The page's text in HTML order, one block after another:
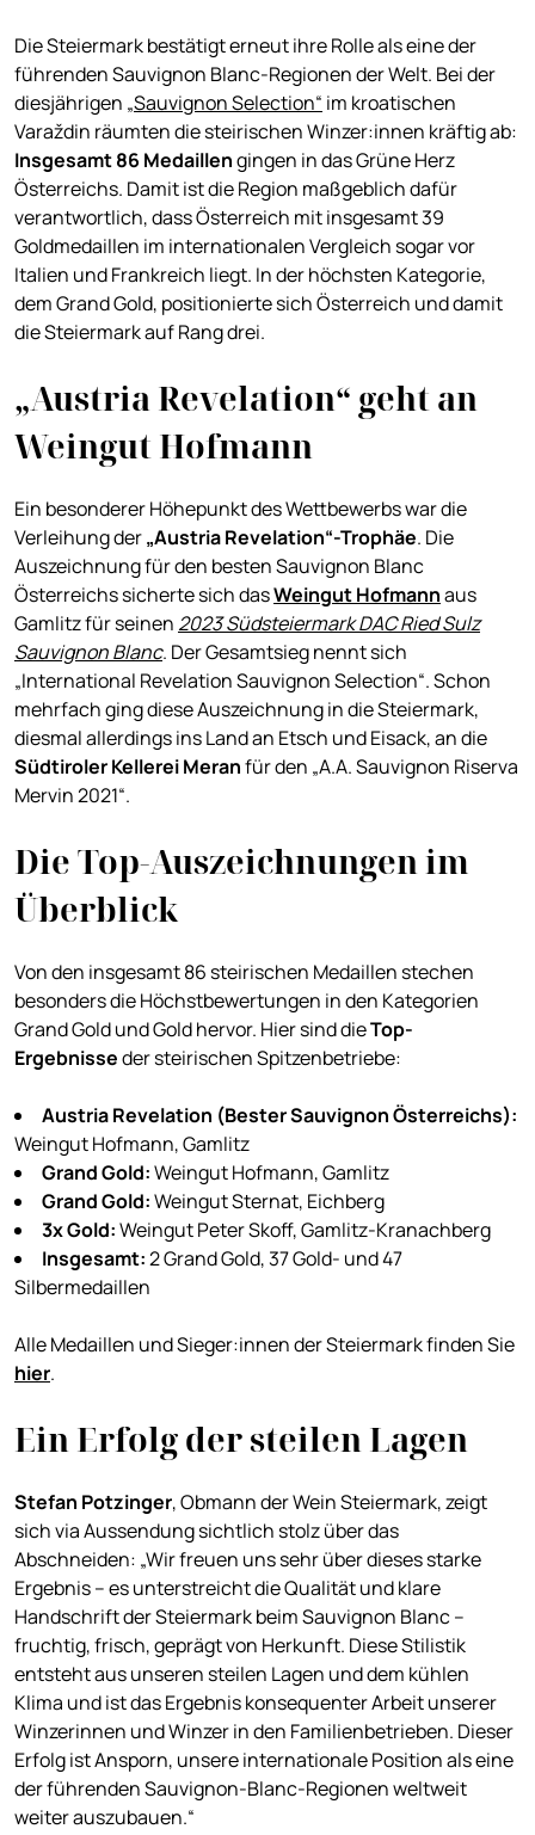
Die Steiermark bestätigt erneut ihre Rolle als eine der
führenden Sauvignon Blanc-Regionen der Welt. Bei der
diesjährigen „Sauvignon Selection“ im kroatischen
Varaždin räumten die steirischen Winzer:innen kräftig ab:
Insgesamt 86 Medaillengingen in das Grüne Herz
Österreichs. Damit ist die Region maßgeblich dafür
verantwortlich, dass Österreich mit insgesamt 39
Goldmedaillen im internationalen Vergleich sogar vor
Italien und Frankreich liegt. In der höchsten Kategorie,
dem Grand Gold, positionierte sich Österreich und damit
die Steiermark auf Rang drei.
„Austria Revelation“ geht an
Weingut Hofmann
Ein besonderer Höhepunkt des Wettbewerbs war die
Verleihung der„Austria Revelation“-Trophäe. Die
Auszeichnung für den besten Sauvignon Blanc
Österreichs sicherte sich dasWeingut Hofmannaus
Gamlitz für seinen 2023 Südsteiermark DAC Ried Sulz
Sauvignon Blanc. Der Gesamtsieg nennt sich
„International Revelation Sauvignon Selection“. Schon
mehrfach ging diese Auszeichnung in die Steiermark,
diesmal allerdings ins Land an Etsch und Eisack, an die
Südtiroler Kellerei Meranfür den „A.A. Sauvignon Riserva
Mervin 2021“.
Die Top-Auszeichnungen im
Überblick
Von den insgesamt 86 steirischen Medaillen stechen
besonders die Höchstbewertungen in den Kategorien
Grand Gold und Gold hervor. Hier sind dieTop-
Ergebnisseder steirischen Spitzenbetriebe:
Austria Revelation (Bester Sauvignon Österreichs):
Weingut Hofmann, Gamlitz
Grand Gold:Weingut Hofmann, Gamlitz
Grand Gold:Weingut Sternat, Eichberg
3x Gold:Weingut Peter Skoff, Gamlitz-Kranachberg
Insgesamt:2 Grand Gold, 37 Gold- und 47
Silbermedaillen
Alle Medaillen und Sieger:innen der Steiermark finden Sie
hier.
Ein Erfolg der steilen Lagen
Stefan Potzinger, Obmann der Wein Steiermark, zeigt
sich via Aussendung sichtlich stolz über das
Abschneiden: „Wir freuen uns sehr über dieses starke
Ergebnis – es unterstreicht die Qualität und klare
Handschrift der Steiermark beim Sauvignon Blanc –
fruchtig, frisch, geprägt von Herkunft. Diese Stilistik
entsteht aus unseren steilen Lagen und dem kühlen
Klima und ist das Ergebnis konsequenter Arbeit unserer
Winzerinnen und Winzer in den Familienbetrieben. Dieser
Erfolg ist Ansporn, unsere internationale Position als eine
der führenden Sauvignon-Blanc-Regionen weltweit
weiter auszubauen.“